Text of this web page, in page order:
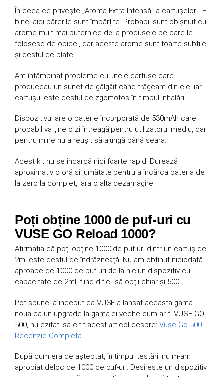
În ceea ce privește „Aroma Extra Intensă” a cartușelor… Ei
bine, aici părerile sunt împărțite. Probabil sunt obișnuit cu
arome mult mai puternice de la produsele pe care le
folosesc de obicei, dar aceste arome sunt foarte subtile
și destul de plate.
Am întâmpinat probleme cu unele cartușe care
produceau un sunet de gâlgâit când trăgeam din ele, iar
cartușul este destul de zgomotos în timpul inhalării.
Dispozitivul are o baterie încorporată de 530mAh care
probabil va ține o zi întreagă pentru utilizatorul mediu, dar
pentru mine nu a reușit să ajungă până seara.
Acest kit nu se încarcă nici foarte rapid. Durează
aproximativ o oră și jumătate pentru a încărca bateria de
la zero la complet, iara o alta dezamagire!
Poți obține 1000 de puf-uri cu
VUSE GO Reload 1000?
Afirmația că poți obține 1000 de puf-uri dintr-un cartuș de
2ml este destul de îndrăzneață. Nu am obținut niciodată
aproape de 1000 de puf-uri de la niciun dispozitiv cu
capacitate de 2ml, fiind dificil să obții chiar și 500!
Pot spune la inceput ca VUSE a lansat aceasta gama
noua ca un upgrade la gama ei veche cum ar fi VUSE GO
500, nu ezitati sa citit acest articol despre: Vuse Go 500
Recenzie Completa
După cum era de așteptat, în timpul testării nu m-am
apropiat deloc de 1000 de puf-uri. Deși este un dispozitiv